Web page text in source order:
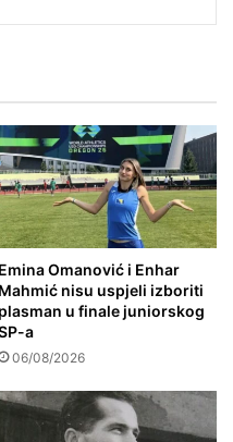
Emina Omanović i Enhar
Mahmić nisu uspjeli izboriti
plasman u finale juniorskog
a
06/08/2026